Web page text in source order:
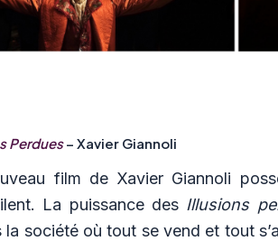
Perdues– Xavier Giannoli
film de Xavier Giannoli
La puissance desIllusions
la société où tout se vend et tout